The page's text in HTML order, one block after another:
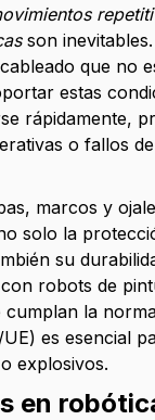
son
que no
estas
rápidamente,
o fallos de
marcos y
solo la
su
robots de
cumplan la
es esencial
explosivos.
en